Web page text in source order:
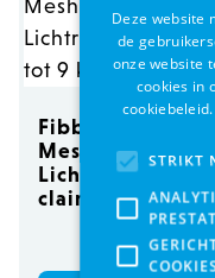
Fibbia
Mesh Reflective
Lichtroze/ Rose
clair tot 9 kg
€ 42,95
Deze website
de
onze website
cookies in
cookiebeleid.
STRIKT